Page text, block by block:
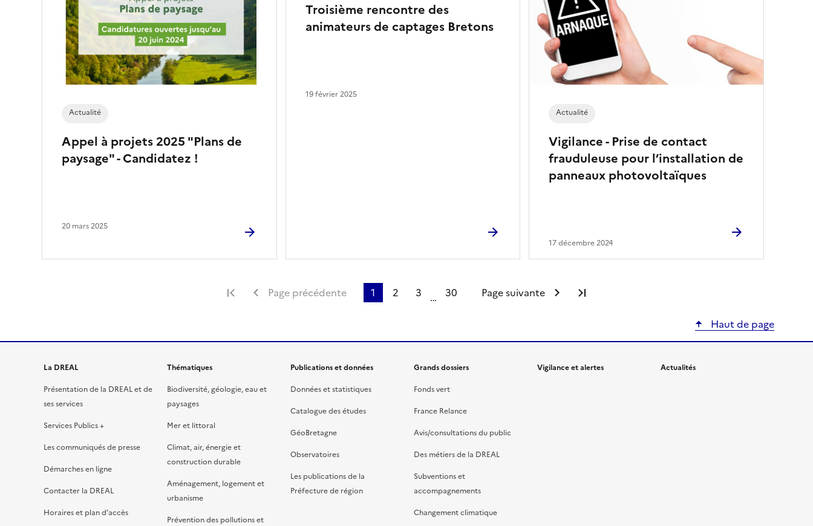
Appel à projets 2025 "Plans de
paysage" - Candidatez !
Actualité
20 mars 2025
Troisième rencontre des
animateurs de captages Bretons
19 février 2025
Vigilance - Prise de contact
frauduleuse pour l’installation de
panneaux photovoltaïques
Actualité
17 décembre 2024
Première page
Page précédente 1 2 3 … 30 Page suivante
Haut de page
La DREAL
Présentation de la DREAL et de
ses services
Services Publics +
Les communiqués de presse
Démarches en ligne
Contacter la DREAL
Horaires et plan d’accès
Thématiques
Biodiversité, géologie, eau et
paysages
Mer et littoral
Climat, air, énergie et
construction durable
Aménagement, logement et
urbanisme
Prévention des pollutions et
Publications et données
Données et statistiques
Catalogue des études
GéoBretagne
Observatoires
Les publications de la
Préfecture de région
Grands dossiers
Fonds vert
France Relance
Avis/consultations du public
Des métiers de la DREAL
Subventions et
accompagnements
Changement climatique
Vigilance et alertes Actualités